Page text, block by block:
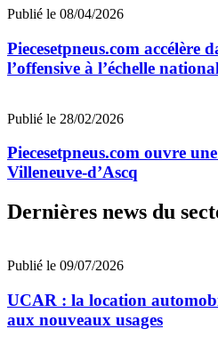
Publié le 08/04/2026
Piecesetpneus.com accélère
l’offensive à l’échelle
Publié le 28/02/2026
Piecesetpneus.com ouvre
Villeneuve-d’Ascq
Dernières news du
Publié le 09/07/2026
UCAR : la location
aux nouveaux usages